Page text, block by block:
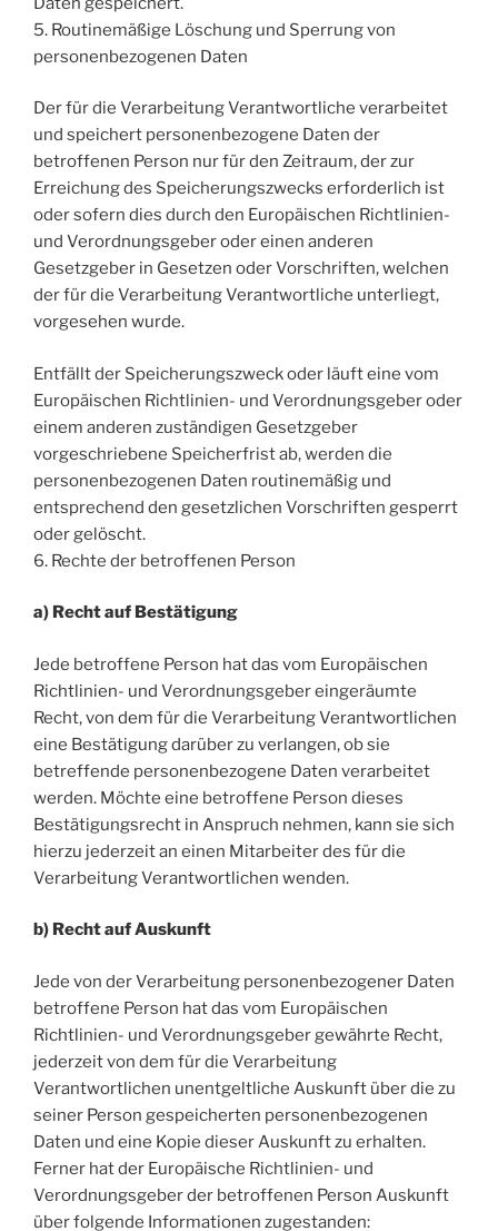
5. Routinemäßige Löschung und Sperrung von
personenbezogenen Daten
Der für die Verarbeitung Verantwortliche verarbeitet
und speichert personenbezogene Daten der
betroffenen Person nur für den Zeitraum, der zur
Erreichung des Speicherungszwecks erforderlich ist
oder sofern dies durch den Europäischen Richtlinien-
und Verordnungsgeber oder einen anderen
Gesetzgeber in Gesetzen oder Vorschriften, welchen
der für die Verarbeitung Verantwortliche unterliegt,
vorgesehen wurde.
Entfällt der Speicherungszweck oder läuft eine vom
Europäischen Richtlinien- und Verordnungsgeber oder
einem anderen zuständigen Gesetzgeber
vorgeschriebene Speicherfrist ab, werden die
personenbezogenen Daten routinemäßig und
entsprechend den gesetzlichen Vorschriften gesperrt
oder gelöscht.
6. Rechte der betroffenen Person
a) Recht auf Bestätigung
Jede betroffene Person hat das vom Europäischen
Richtlinien- und Verordnungsgeber eingeräumte
Recht, von dem für die Verarbeitung Verantwortlichen
eine Bestätigung darüber zu verlangen, ob sie
betreffende personenbezogene Daten verarbeitet
werden. Möchte eine betroffene Person dieses
Bestätigungsrecht in Anspruch nehmen, kann sie sich
hierzu jederzeit an einen Mitarbeiter des für die
Verarbeitung Verantwortlichen wenden.
b) Recht auf Auskunft
Jede von der Verarbeitung personenbezogener Daten
betroffene Person hat das vom Europäischen
Richtlinien- und Verordnungsgeber gewährte Recht,
jederzeit von dem für die Verarbeitung
Verantwortlichen unentgeltliche Auskunft über die zu
seiner Person gespeicherten personenbezogenen
Daten und eine Kopie dieser Auskunft zu erhalten.
Ferner hat der Europäische Richtlinien- und
Verordnungsgeber der betroffenen Person Auskunft
über folgende Informationen zugestanden: